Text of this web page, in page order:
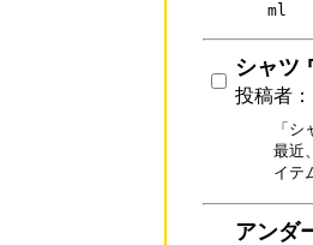
シャツ
投稿者：
「
最近
イテ
アンダ